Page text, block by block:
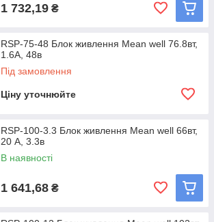
1 732,19 ₴
RSP-75-48 Блок живлення Mean well 76.8вт,
1.6А, 48в
Під замовлення
Ціну уточнюйте
RSP-100-3.3 Блок живлення Mean well 66вт,
20 А, 3.3в
В наявності
1 641,68 ₴